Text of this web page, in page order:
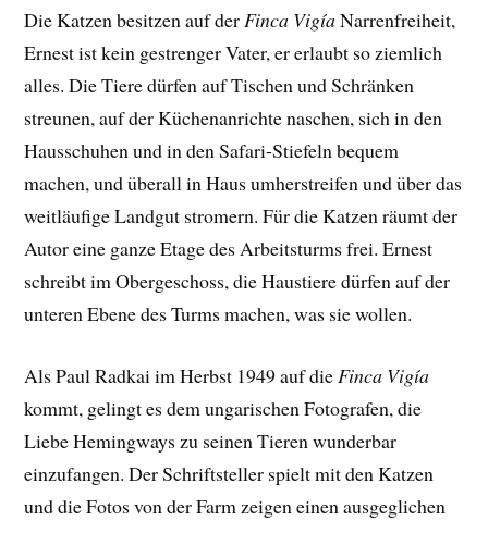
Die Katzen besitzen auf der Finca VigíaNarrenfreiheit,
Ernest ist kein gestrenger Vater, er erlaubt so ziemlich
alles. Die Tiere dürfen auf Tischen und Schränken
streunen, auf der Küchenanrichte naschen, sich in den
Hausschuhen und in den Safari-Stiefeln bequem
machen, und überall in Haus umherstreifen und über das
weitläufige Landgut stromern. Für die Katzen räumt der
Autor eine ganze Etage des Arbeitsturms frei. Ernest
schreibt im Obergeschoss, die Haustiere dürfen auf der
unteren Ebene des Turms machen, was sie wollen.
Als Paul Radkai im Herbst 1949 auf die Finca Vigía
kommt, gelingt es dem ungarischen Fotografen, die
Liebe Hemingways zu seinen Tieren wunderbar
einzufangen. DerSchriftsteller spielt mit den Katzen
und die Fotos von der Farm zeigen einen ausgeglichen